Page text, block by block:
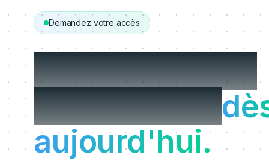
Demandez votre accès
Démarrez avec
MeltingSpot
aujourd'hui.